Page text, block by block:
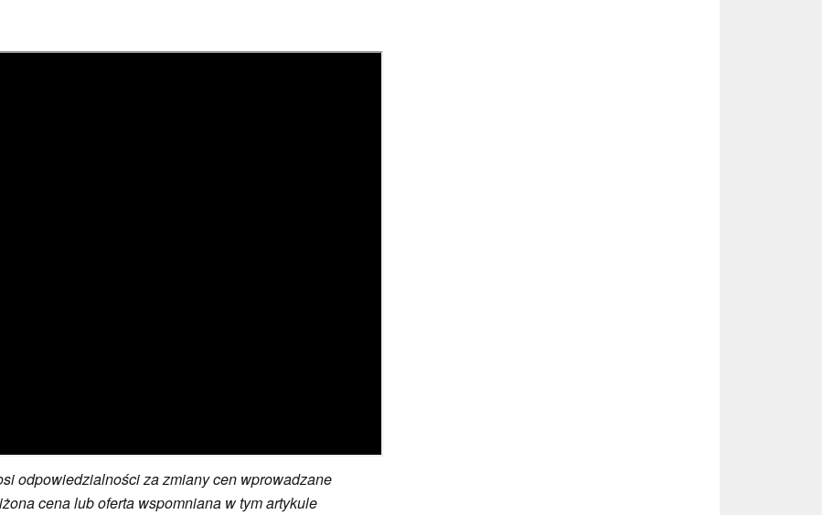
odpowiedzialności za zmiany cen wprowadzane
cena lub oferta wspomniana w tym artykule